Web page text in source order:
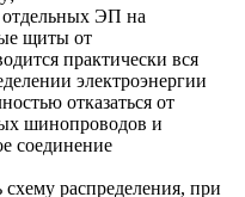
отдельных ЭП на
щиты от
практически вся
электроэнергии
отказаться от
шинопроводов и
соединение
распределения, при